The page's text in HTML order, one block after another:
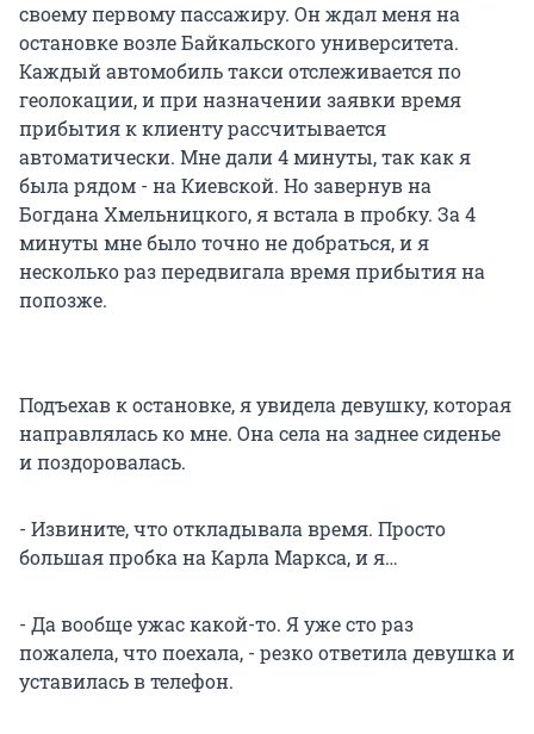
своему первому пассажиру. Он ждал меня на
остановке возле Байкальского университета.
Каждый автомобиль такси отслеживается по
геолокации, и при назначении заявки время
прибытия к клиенту рассчитывается
автоматически. Мне дали 4 минуты, так как я
была рядом - на Киевской. Но завернув на
Богдана Хмельницкого, я встала в пробку. За 4
минуты мне было точно не добраться, и я
несколько раз передвигала время прибытия на
попозже.
Подъехав к остановке, я увидела девушку, которая
направлялась ко мне. Она села на заднее сиденье
и поздоровалась.
- Извините, что откладывала время. Просто
большая пробка на Карла Маркса, и я…
- Да вообще ужас какой-то. Я уже сто раз
пожалела, что поехала, - резко ответила девушка и
уставилась в телефон.